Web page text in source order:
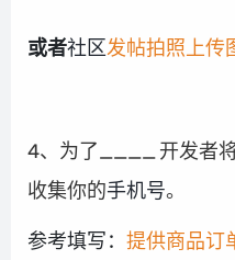
或者社区发帖拍照上传
4、为了____开发者
收集你的手机号。
参考填写： 提供商品订